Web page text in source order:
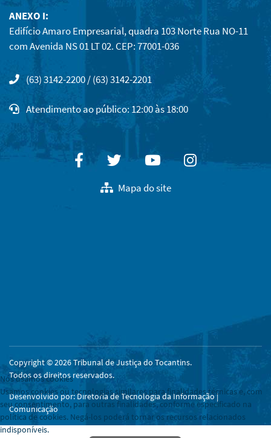
ANEXO I:
Edifício Amaro Empresarial, quadra 103 Norte Rua NO-11
com Avenida NS 01 LT 02. CEP: 77001-036
(63) 3142-2200 / (63) 3142-2201
Atendimento ao público: 12:00 às 18:00
FacebookTwitterYoutubeInstagram
Mapa do site
Copyright © 2026 Tribunal de Justiça do Tocantins.
Todos os direitos reservados.
Desenvolvido por: Diretoria de Tecnologia da Informação |
Comunicação
Nós usamos cookies
Usamos cookies ou tecnologias similares para finalidades técnicas e, com
seu consentimento, para outras finalidades, conforme especificado na
política de cookies. Negá-los poderá tornar os recursos relacionados
indisponíveis.